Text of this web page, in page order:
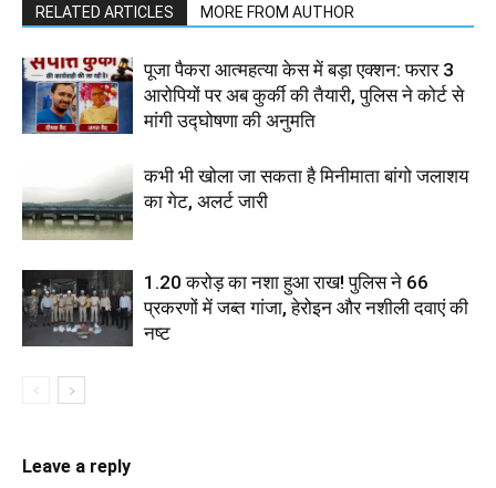
RELATED ARTICLES MORE FROM AUTHOR
पूजा पैकरा आत्महत्या केस में बड़ा एक्शन: फरार 3
आरोपियों पर अब कुर्की की तैयारी, पुलिस ने कोर्ट से
मांगी उद्घोषणा की अनुमति
कभी भी खोला जा सकता है मिनीमाता बांगो जलाशय
का गेट, अलर्ट जारी
1.20 करोड़ का नशा हुआ राख! पुलिस ने 66
प्रकरणों में जब्त गांजा, हेरोइन और नशीली दवाएं की
नष्ट
Leave a reply